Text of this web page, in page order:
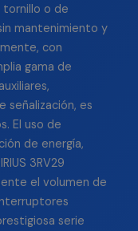
tornillo o de
mantenimiento y
con
gama de
señalización, es
El uso de
de energía,
3RV29
el volumen de
serie